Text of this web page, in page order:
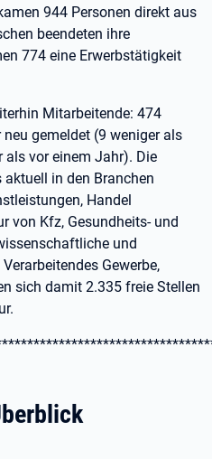
944 Personen direkt aus
beendeten ihre
774 eine Erwerbstätigkeit
Mitarbeitende: 474
gemeldet (9 weniger als
vor einem Jahr). Die
in den Branchen
Handel
von Kfz, Gesundheits- und
und
Gewerbe,
sich damit 2.335 freie Stellen